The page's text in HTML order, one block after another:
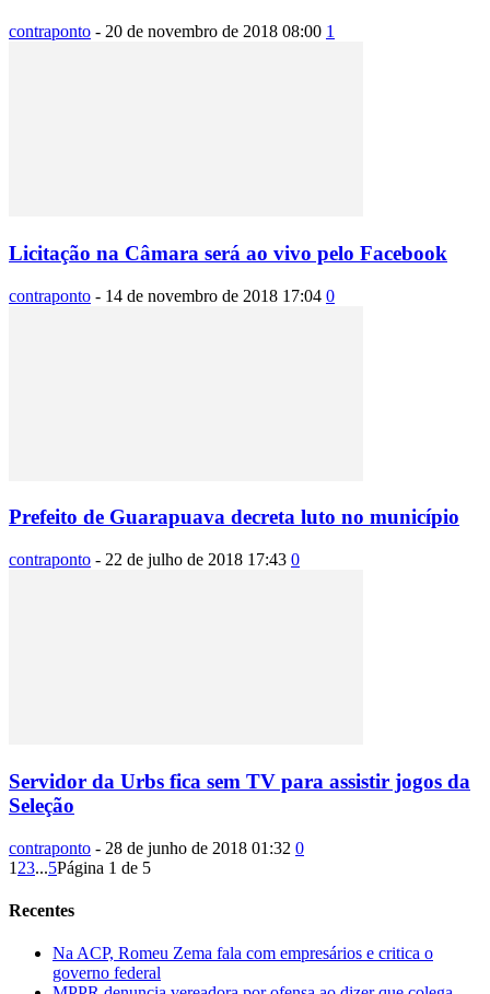
contraponto - 20 de novembro de 2018 08:00 1
Licitação na Câmara será ao vivo pelo Facebook
contraponto - 14 de novembro de 2018 17:04 0
Prefeito de Guarapuava decreta luto no município
contraponto - 22 de julho de 2018 17:43 0
Servidor da Urbs fica sem TV para assistir jogos da
Seleção
contraponto - 28 de junho de 2018 01:32 0
1 23...5Página 1 de 5
Recentes
Na ACP, Romeu Zema fala com empresários e critica o
governo federal